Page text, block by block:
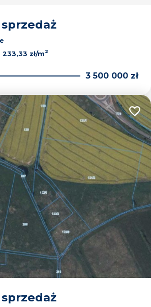
sprzedaż
233,33 zł/m2
3 500 000 zł
sprzedaż